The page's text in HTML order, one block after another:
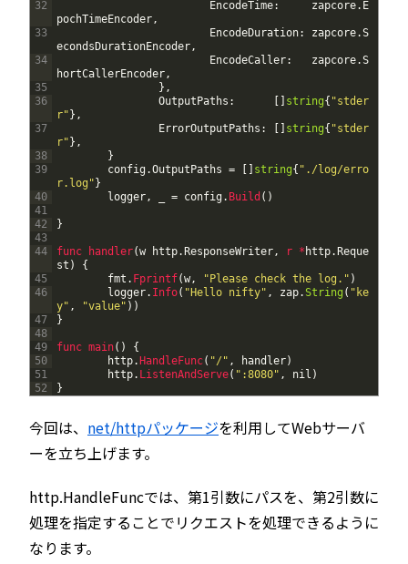
32
33
34
35
36
37
38
39
40
41
42
43
44
45
46
47
48
49
50
51
52
EncodeTime: zapcore. E
pochTimeEncoder,
EncodeDuration: zapcore.S
econdsDurationEncoder,
EncodeCaller: zapcore.S
hortCallerEncoder,
} ,
OutputPaths : [ ] string{ "stder
r"} ,
ErrorOutputPaths : [ ] string{ "stder
r"} ,
}
config .OutputPaths = [ ] string{ "./log/erro
r.log"}
logger, = config . Build ( )
}
func handler(w http.ResponseWriter, r * http.Reque
st )
{
fmt . Fprintf(w, "Please check the log." )
logger. Info( "Hello nifty" , zap.String ( "ke
y" , "value" ) )
}
func main( )
{
http.HandleFunc( "/" , handler)
http. ListenAndServe( ":8080" , nil )
}
今回は、 net/httpパッケージを利用してWebサーバ
ーを立ち上げます。
http.HandleFuncでは、第1引数にパスを、第2引数に
処理を指定することでリクエストを処理できるように
なります。